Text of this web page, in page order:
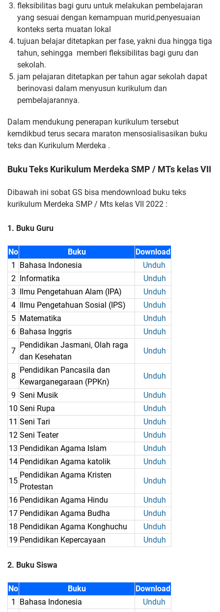
fleksibilitas bagi guru untuk melakukan pembelajaran
yang sesuai dengan kemampuan murid,penyesuaian
konteks serta muatan lokal
tujuan belajar ditetapkan per fase, yakni dua hingga tiga
tahun, sehingga memberi fleksibilitas bagi guru dan
sekolah.
jam pelajaran ditetapkan per tahun agar sekolah dapat
berinovasi dalam menyusun kurikulum dan
pembelajarannya.
Dalam mendukung penerapan kurikulum tersebut
kemdikbud terus secara maraton mensosialisasikan buku
teks dan Kurikulum Merdeka .
Buku Teks Kurikulum Merdeka SMP / MTs kelas VII
Dibawah ini sobat GS bisa mendownload buku teks
kurikulum Merdeka SMP / Mts kelas VII 2022 :
1. Buku Guru
No Buku
Download
1
Bahasa Indonesia
Unduh
2 Informatika
Unduh
3 Ilmu Pengetahuan Alam (IPA)
Unduh
4 Ilmu Pengetahuan Sosial (IPS)
Unduh
5 Matematika
Unduh
6 Bahasa Inggris Unduh
7
Pendidikan Jasmani, Olah raga
dan Kesehatan
Unduh
8
Pendidikan Pancasila dan
Kewarganegaraan (PPKn)
Unduh
9 Seni Musik
Unduh
10 Seni Rupa
Unduh
11 Seni Tari
Unduh
12 Seni Teater
Unduh
13 Pendidikan Agama Islam
Unduh
14 Pendidikan Agama katolik Unduh
15
Pendidikan Agama Kristen
Protestan
Unduh
16 Pendidikan Agama Hindu
Unduh
17 Pendidikan Agama Budha
Unduh
18 Pendidikan Agama Konghuchu
Unduh
19 Pendidikan Kepercayaan Unduh
2. Buku Siswa
No Buku
Download
1
Bahasa Indonesia
Unduh